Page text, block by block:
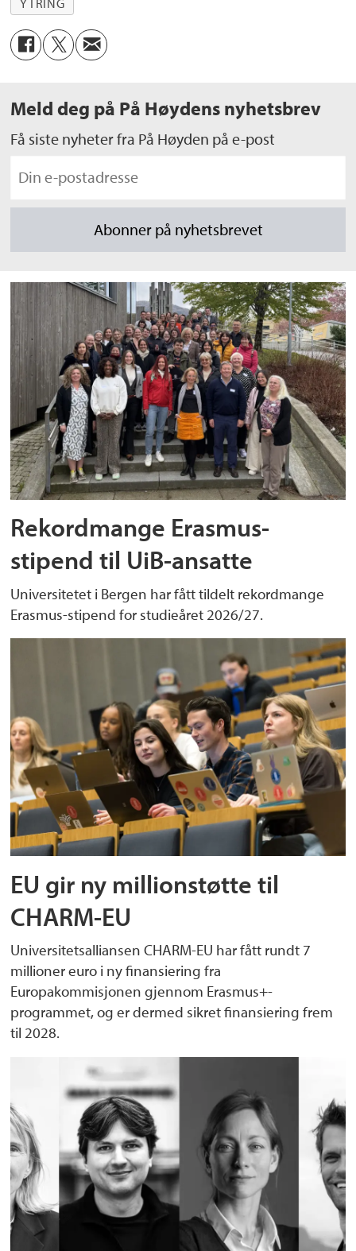
Meld deg på På Høydens nyhetsbrev
Få siste nyheter fra På Høyden på e-post
Rekordmange Erasmus-
stipend til UiB-ansatte
Universitetet i Bergen har fått tildelt rekordmange
Erasmus-stipend for studieåret 2026/27.
EU gir ny millionstøtte til
CHARM-EU
Universitetsalliansen CHARM-EU har fått rundt 7
millioner euro i ny finansiering fra
Europakommisjonen gjennom Erasmus+-
programmet, og er dermed sikret finansiering frem
til 2028.